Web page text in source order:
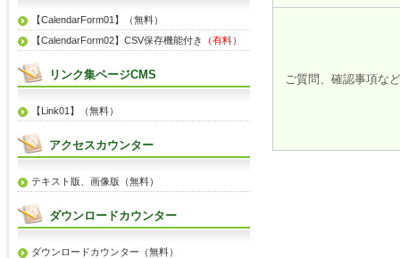
ご質問、確認事項など
【CalendarForm01】（無料）
【CalendarForm02】CSV保存機能付き
（有料）
リンク集ページCMS
【Link01】（無料）
アクセスカウンター
テキスト版、画像版（無料）
ダウンロードカウンター
ダウンロードカウンター（無料）